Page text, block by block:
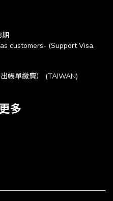
期
customers- (Support Visa,
帳單繳費） (TAIWAN)
多